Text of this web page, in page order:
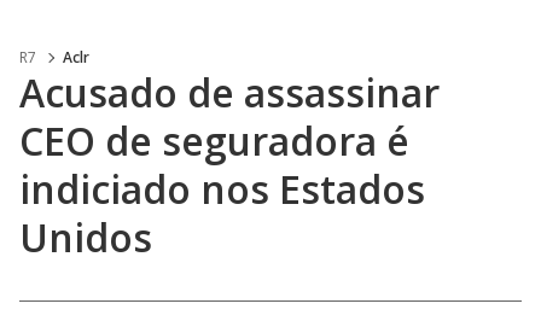
R7 Aclr
Acusado de assassinar
CEO de seguradora é
indiciado nos Estados
Unidos